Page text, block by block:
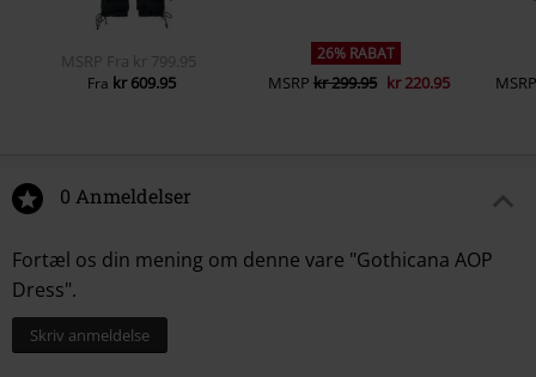
MSRP Fra kr 799.95
Fra kr 609.95
26% RABAT
MSRP kr 299.95 kr 220.95 MSRP
0 Anmeldelser
Fortæl os din mening om denne vare "Gothicana AOP
Dress".
Skriv anmeldelse